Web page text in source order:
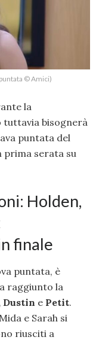
© Amici)
la
tuttavia bisognerà
puntata del
prima serata su
Holden,
finale
puntata, è
raggiunto la
Dustin e Petit.
e Sarah si
riusciti a